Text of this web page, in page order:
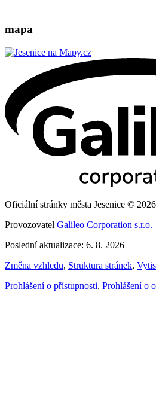
mapa
Oficiální stránky města Jesenice © 2026
Provozovatel Galileo Corporation s.r.o.
Poslední aktualizace: 6. 8. 2026
Změna vzhledu, Struktura stránek,
Prohlášení o přístupnosti, Prohlášení o